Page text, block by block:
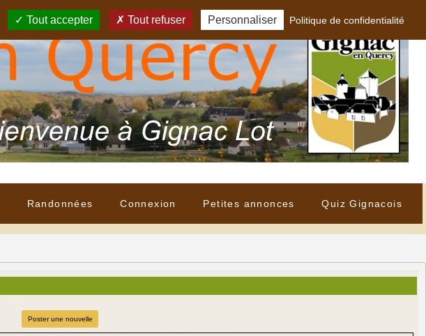
Randonnées Connexion Petites annonces Quiz Gignacois
Poster une nouvelle
Tout accepter Tout refuser Personnaliser Politique de confidentialité